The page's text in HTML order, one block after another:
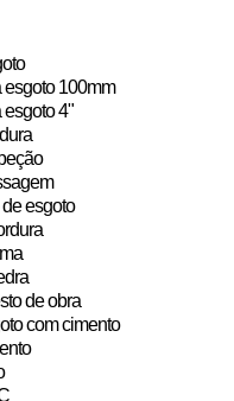
esgoto 100mm
4"
esgoto
de obra
com cimento